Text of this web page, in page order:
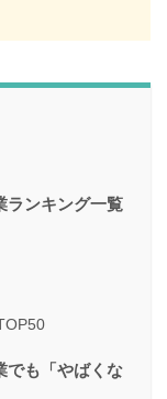
ランキング一覧
でも「やばくな